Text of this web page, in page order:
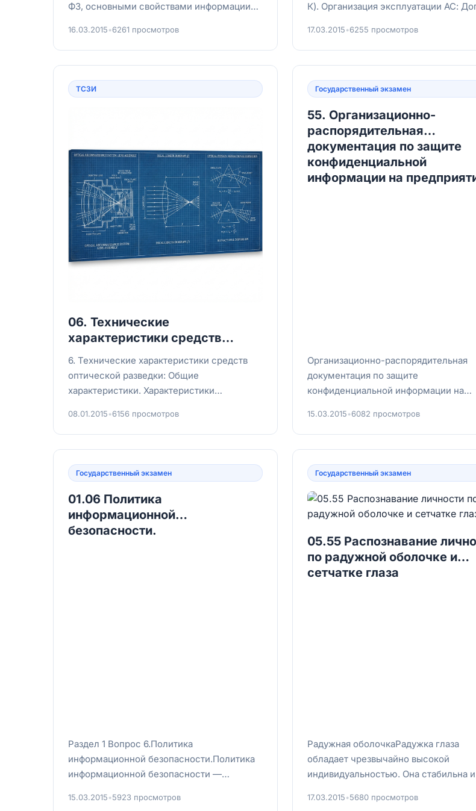
ФЗ, основными свойствами информации
16.03.2015•6261 просмотров
К). Организация эксплуатации АС:
разрешительной си...
17.03.2015•6255 просмотров
ТСЗИ
06. Технические
характеристики средств
6. Технические характеристики средств
оптической разведки: Общие
характеристики. Характеристики
объективов. Характ...
08.01.2015•6156 просмотров
Государственный экзамен
55. Организационно-
распорядительная
документация по защите
конфиденциальной
информации на
Организационно-распорядительная
документация по защите
конфиденциальной информации на
информации невозможна без
15.03.2015•6082 просмотров
Государственный экзамен
01.06 Политика
информационной
безопасности.
Раздел 1 Вопрос 6.Политика
информационной безопасности.Политика
информационной безопасности —
правил, процедур и п...
15.03.2015•5923 просмотров
Государственный экзамен
05.55 Распознавание
по радужной оболочке и
сетчатке глаза
Радужная оболочкаРадужка глаза
обладает чрезвычайно высокой
индивидуальностью. Она стабильна
неизменной ос...
17.03.2015•5680 просмотров